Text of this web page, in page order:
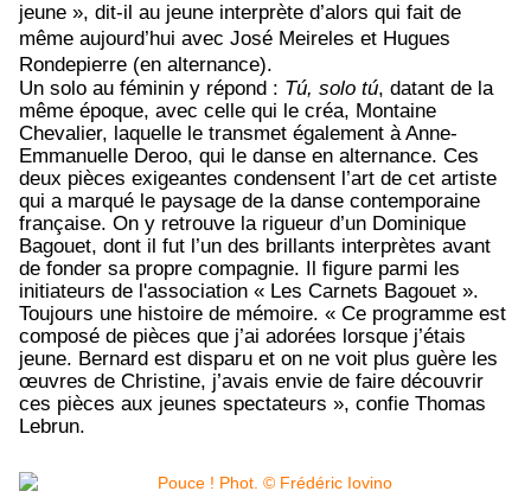
jeune », dit-il au jeune interprète d’alors qui fait de
même aujourd’hui avec José Meireles et Hugues
Rondepierre (en alternance).
Un solo au féminin y répond : Tú, solo tú, datant de la
même époque, avec celle qui le créa, Montaine
Chevalier, laquelle le transmet également à Anne-
Emmanuelle Deroo, qui le danse en alternance. Ces
deux pièces exigeantes condensent l’art de cet artiste
qui a marqué le paysage de la danse contemporaine
française. On y retrouve la rigueur d’un Dominique
Bagouet, dont il fut l’un des brillants interprètes avant
de fonder sa propre compagnie. Il figure parmi les
initiateurs de l'association « Les Carnets Bagouet ».
Toujours une histoire de mémoire. « Ce programme est
composé de pièces que j’ai adorées lorsque j’étais
jeune. Bernard est disparu et on ne voit plus guère les
œuvres de Christine, j’avais envie de faire découvrir
ces pièces aux jeunes spectateurs », confie Thomas
Lebrun.